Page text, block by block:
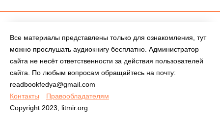
Все материалы представлены только для ознакомления, тут
можно прослушать аудиокнигу бесплатно. Администратор
сайта не несёт ответственности за действия пользователей
сайта. По любым вопросам обращайтесь на почту:
readbookfedya@gmail.com
Контакты
Правообладателям
Copyright 2023, litmir.org